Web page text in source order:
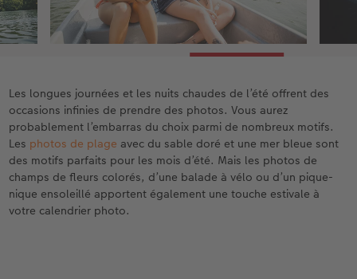
Les longues journées et les nuits chaudes de l’été offrent des
occasions infinies de prendre des photos. Vous aurez
probablement l’embarras du choix parmi de nombreux motifs.
Les photos de plage avec du sable doré et une mer bleue sont
des motifs parfaits pour les mois d’été. Mais les photos de
champs de fleurs colorés, d’une balade à vélo ou d’un pique-
nique ensoleillé apportent également une touche estivale à
votre calendrier photo.